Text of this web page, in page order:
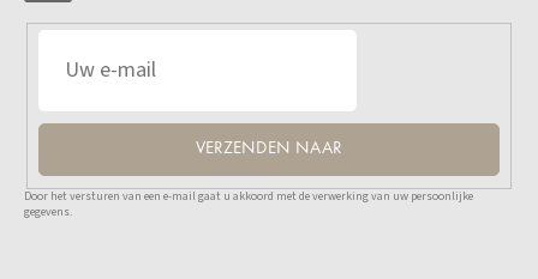
VERZENDEN NAAR
Door het versturen van een e-mail gaat u akkoord met de verwerking van uw persoonlijke
gegevens.